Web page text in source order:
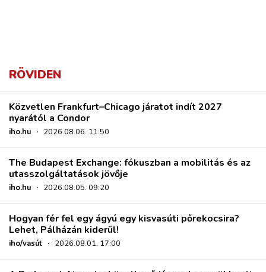
RÖVIDEN
Közvetlen Frankfurt–Chicago járatot indít 2027
nyarától a Condor
iho.hu · 2026.08.06. 11:50
The Budapest Exchange: fókuszban a mobilitás és az
utasszolgáltatások jövője
iho.hu · 2026.08.05. 09:20
Hogyan fér fel egy ágyú egy kisvasúti pőrekocsira?
Lehet, Pálházán kiderül!
iho/vasút · 2026.08.01. 17:00